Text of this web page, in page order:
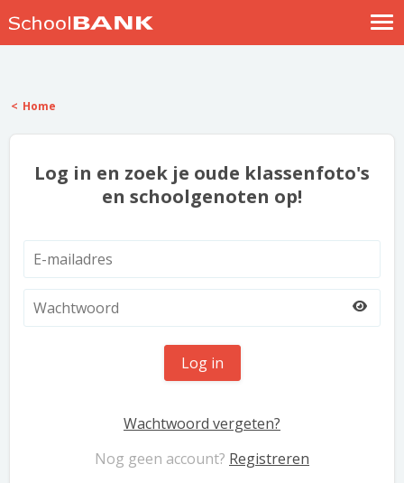
Help
Home
Log in en zoek je oude klassenfoto's
en schoolgenoten op!
Log in
Wachtwoord vergeten?
Nog geen account? Registreren